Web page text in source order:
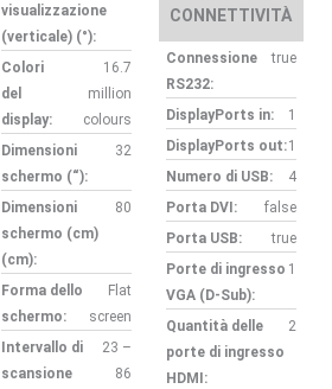
visualizzazione
(verticale) (°):
Colori
del
display:
16.7
million
colours
Dimensioni
schermo (“):
32
Dimensioni
schermo (cm)
(cm):
80
Forma dello
schermo:
Flat
screen
Intervallo di
scansione
23 –
86
CONNETTIVITÀ
Connessione
RS232:
true
DisplayPorts in:
1
DisplayPorts out:1
Numero di USB:
4
Porta DVI:
false
Porta USB:
true
Porte di ingresso
VGA (D-Sub):
1
Quantità delle
porte di ingresso
HDMI:
2